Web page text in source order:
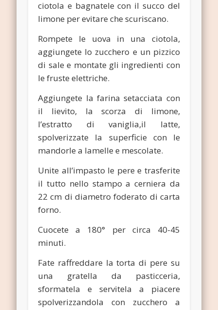
ciotola e bagnatele con il succo del
limone per evitare che scuriscano.
Rompete le uova in una ciotola,
aggiungete lo zucchero e un pizzico
di sale e montate gli ingredienti con
le fruste elettriche.
Aggiungete la farina setacciata con
il lievito, la scorza di limone,
l’estratto di vaniglia,il latte,
spolverizzate la superficie con le
mandorle a lamelle e mescolate.
Unite all’impasto le pere e trasferite
il tutto nello stampo a cerniera da
22 cm di diametro foderato di carta
forno.
Cuocete a 180° per circa 40-45
minuti.
Fate raffreddare la torta di pere su
una gratella da pasticceria,
sformatela e servitela a piacere
spolverizzandola con zucchero a